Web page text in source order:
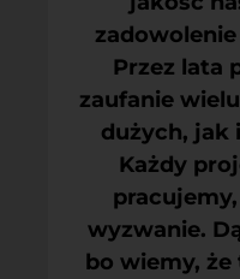
Przez lata
zaufanie
dużych, jak
Każdy
wyzwanie.
bo wiemy,